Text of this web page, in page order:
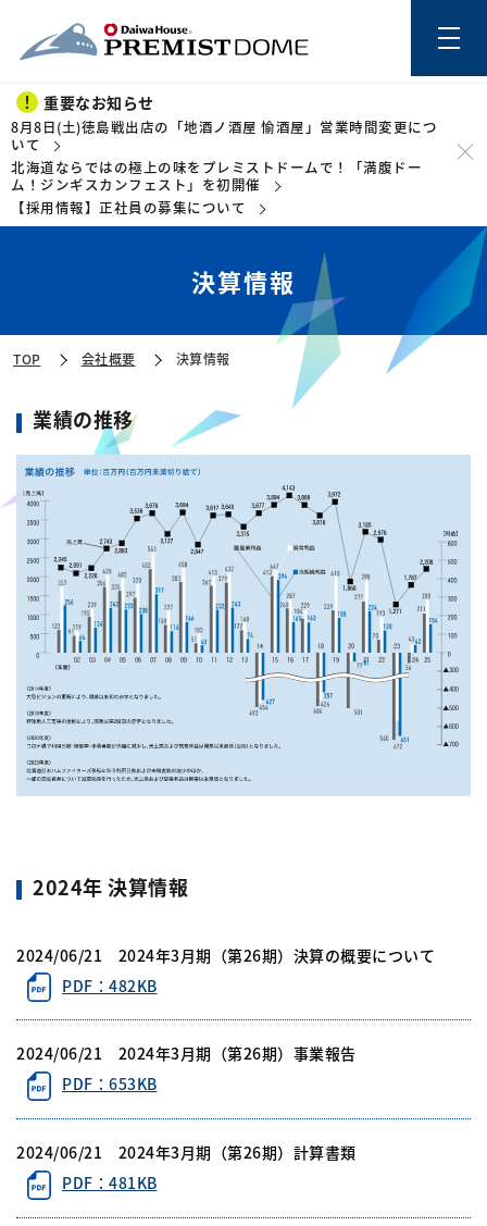
このページの本文を読む
重要なお知らせ
8月8日(土)徳島戦出店の「地酒ノ酒屋 愉酒屋」営業時間変更につ
いて
北海道ならではの極上の味をプレミストドームで！「満腹ドー
ム！ジンギスカンフェスト」を初開催
【採用情報】正社員の募集について
決算情報
TOP 会社概要 決算情報
業績の推移
2024年 決算情報
2024/06/21 2024年3月期（第26期）決算の概要について
PDF：482KB
2024/06/21 2024年3月期（第26期）事業報告
PDF：653KB
2024/06/21 2024年3月期（第26期）計算書類
PDF：481KB